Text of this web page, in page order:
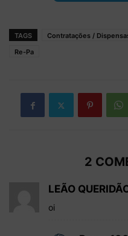
TAGS Contratações /
Re-Pa
2
LEÃO
oi